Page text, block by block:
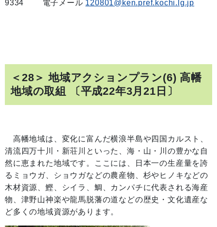
9334 電子メール 120801@ken.pref.kochi.lg.jp
＜28＞ 地域アクションプラン(6) 高幡
地域の取組 〔平成22年3月21日〕
高幡地域は、変化に富んだ横浪半島や四国カルスト、
清流四万十川・新荘川といった、海・山・川の豊かな自
然に恵まれた地域です。ここには、日本一の生産量を誇
るミョウガ、ショウガなどの農産物、杉やヒノキなどの
木材資源、鰹、シイラ、鯛、カンパチに代表される海産
物、津野山神楽や龍馬脱藩の道などの歴史・文化遺産な
ど多くの地域資源があります。